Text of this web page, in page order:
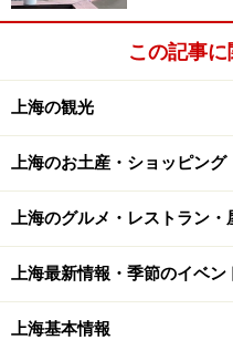
この記事
上海の観光
上海のお土産・ショッピング
上海のグルメ・レストラン・
上海最新情報・季節のイベン
上海基本情報